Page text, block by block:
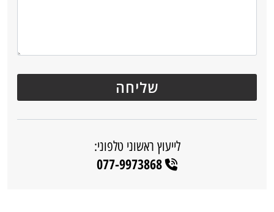
לייעוץ ראשוני טלפוני:
077-9973868